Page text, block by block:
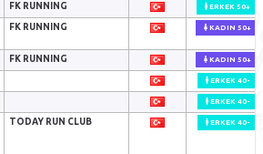
FK RUNNING ERKEK 50+
FK RUNNING KADIN 50+
FK RUNNING KADIN 50+
ERKEK 40-
ERKEK 40-
TODAY RUN CLUB ERKEK 40-